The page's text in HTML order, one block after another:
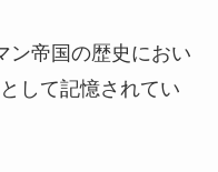
ン帝国の歴史におい
して記憶されてい